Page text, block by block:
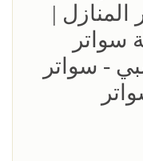
المنازل |
سواتر
- سواتر